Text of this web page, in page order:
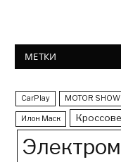
МЕТКИ
CarPlay MOTOR SHOW
Илон Маск